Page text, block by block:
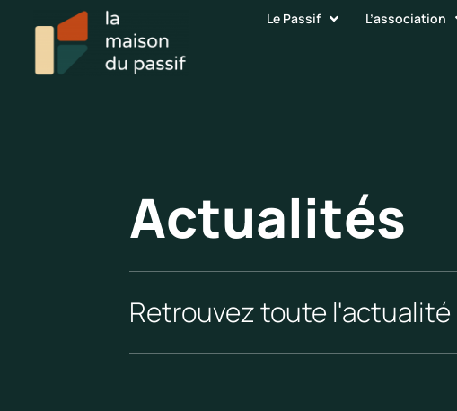
Le Passif L’association
Actualités
Retrouvez toute